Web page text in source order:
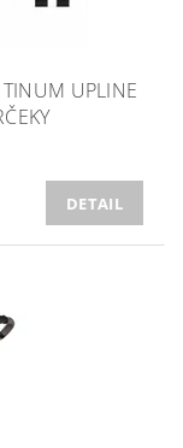
UPLINE
DETAIL